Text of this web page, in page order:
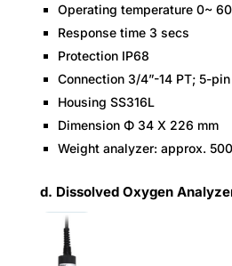
Operating temperature 0~
Response time 3 secs
Protection IP68
Connection 3/4”-14 PT; 5-
Housing SS316L
Dimension Φ 34 Χ 226 mm
Weight analyzer: approx.
d. Dissolved Oxygen